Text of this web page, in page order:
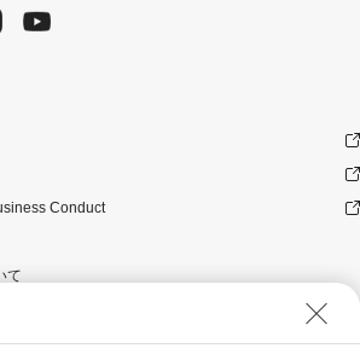
Conduct
て